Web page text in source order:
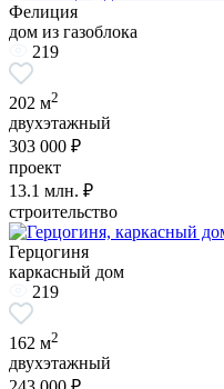
Фелиция
дом из газоблока
219
202 м2
двухэтажный
303 000 ₽
проект
13.1 млн. ₽
строительство
Герцогиня
каркасный дом
219
162 м2
двухэтажный